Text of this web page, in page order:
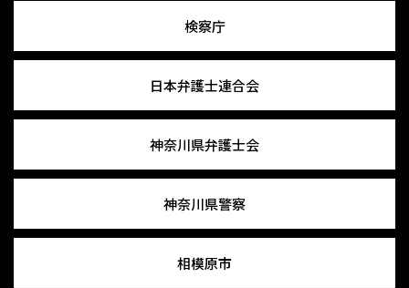
検察庁
日本弁護士連合会
神奈川県弁護士会
神奈川県警察
相模原市